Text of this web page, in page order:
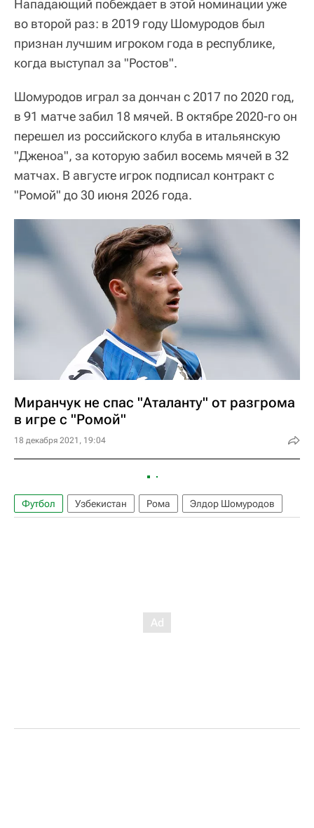
Нападающий побеждает в этой номинации уже
во второй раз: в 2019 году Шомуродов был
признан лучшим игроком года в республике,
когда выступал за "Ростов".
Шомуродов играл за дончан с 2017 по 2020 год,
в 91 матче забил 18 мячей. В октябре 2020-го он
перешел из российского клуба в итальянскую
"Дженоа", за которую забил восемь мячей в 32
матчах. В августе игрок подписал контракт с
"Ромой" до 30 июня 2026 года.
Миранчук не спас "Аталанту" от разгрома
в игре с "Ромой"
18 декабря 2021, 19:04
Футбол Узбекистан Рома Элдор Шомуродов